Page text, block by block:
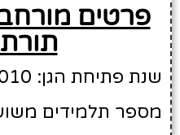
פרטים
שנת פתיחת הגן: 2010
מספר תלמידים משוער: 27